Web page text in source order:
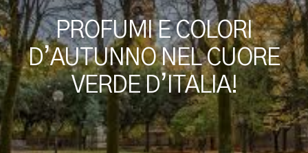
PROFUMI E COLORI
D’AUTUNNO NEL CUORE
VERDE D’ITALIA!